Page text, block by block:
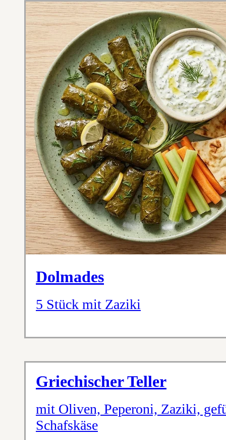
Dolmades
5 Stück mit Zaziki
Griechischer Teller
mit Oliven, Peperoni, Zaziki,
Schafskäse